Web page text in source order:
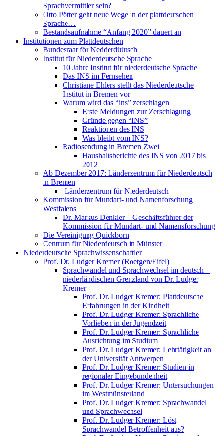
Sprachvermittler sein?
Otto Pötter geht neue Wege in der plattdeutschen
Sprache…
Bestandsaufnahme “Anfang 2020” dauert an
Institutionen zum Plattdeutschen
Bundesraat för Nedderdüütsch
Institut für Niederdeutsche Sprache
10 Jahre Institut für niederdeutsche Sprache
Das INS im Fernsehen
Christiane Ehlers stellt das Niederdeutsche
Institut in Bremen vor
Warum wird das “ins” zerschlagen
Erste Meldungen zur Zerschlagung
Gründe gegen “INS”
Reaktionen des INS
Was bleibt vom INS?
Radiosendung in Bremen Zwei
Haushaltsberichte des INS von 2017 bis
2012
Ab Dezember 2017: Länderzentrum für Niederdeutsch
in Bremen
Länderzentrum für Niederdeutsch
Kommission für Mundart- und Namenforschung
Westfalens
Dr. Markus Denkler – Geschäftsführer der
Kommission für Mundart- und Namensforschung
Die Vereinigung Quickborn
Centrum für Niederdeutsch in Münster
Niederdeutsche Sprachwissenschaftler
Prof. Dr. Ludger Kremer (Roetgen/Eifel)
Sprachwandel und Sprachwechsel im deutsch –
niederländischen Grenzland von Dr. Ludger
Kremer
Prof. Dr. Ludger Kremer: Plattdeutsche
Erfahrungen in der Kindheit
Prof. Dr. Ludger Kremer: Sprachliche
Vorlieben in der Jugendzeit
Prof. Dr. Ludger Kremer: Sprachliche
Ausrichtung im Studium
Prof. Dr. Ludger Kremer: Lehrtätigkeit an
der Universität Antwerpen
Prof. Dr. Ludger Kremer: Studien in
regionaler Eingebundenheit
Prof. Dr. Ludger Kremer: Untersuchungen
im Westmünsterland
Prof. Dr. Ludger Kremer: Sprachwandel
und Sprachwechsel
Prof. Dr. Ludger Kremer: Löst
Sprachwandel Betroffenheit aus?